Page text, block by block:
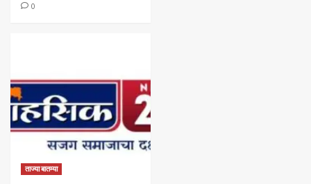
0
ताज्या बातम्या